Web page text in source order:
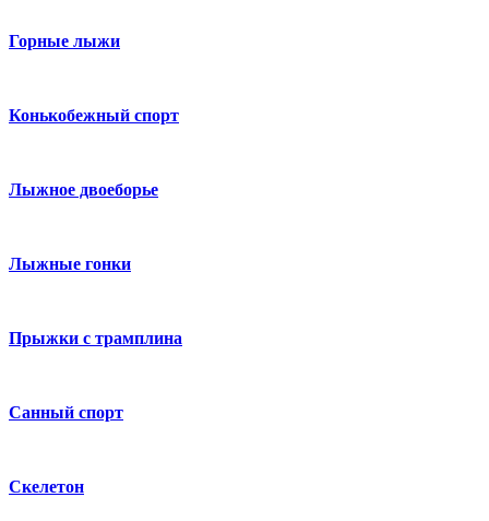
Горные лыжи
Конькобежный спорт
Лыжное двоеборье
Лыжные гонки
Прыжки с трамплина
Санный спорт
Скелетон